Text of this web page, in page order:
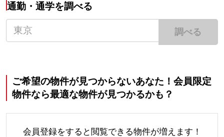
通勤・通学を調べる
調べる
ご希望の物件が見つからないあなた！会員限定
物件なら最適な物件が見つかるかも？
会員登録をすると閲覧できる物件が増えます！